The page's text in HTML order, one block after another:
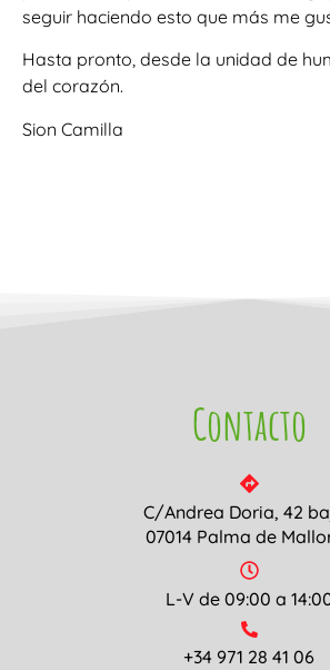
seguir haciendo esto que más me
Hasta pronto, desde la unidad de
del corazón.
Sion Camilla
Contacto
C/Andrea Doria, 42
07014 Palma de
L-V de 09:00 a
+34 971 28 41 06